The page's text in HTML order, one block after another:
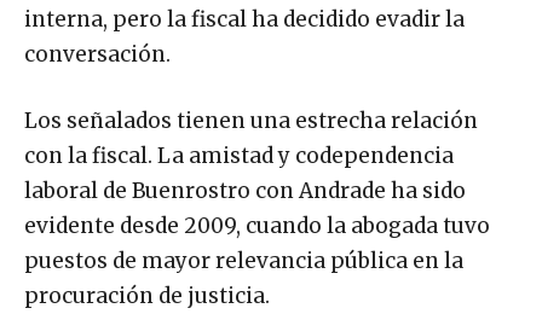
interna, pero la fiscal ha decidido evadir la
conversación.
Los señalados tienen una estrecha relación
con la fiscal. La amistad y codependencia
laboral de Buenrostro con Andrade ha sido
evidente desde 2009, cuando la abogada tuvo
puestos de mayor relevancia pública en la
procuración de justicia.